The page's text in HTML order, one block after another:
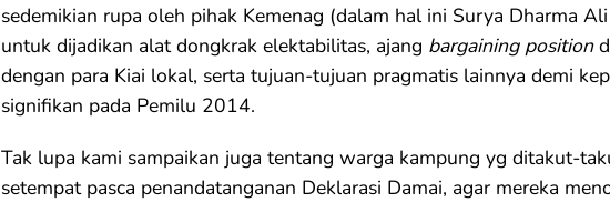
sedemikian rupa oleh pihak Kemenag (dalam hal ini Surya Dharma
untuk dijadikan alat dongkrak elektabilitas, ajang bargaining position
dengan para Kiai lokal, serta tujuan-tujuan pragmatis lainnya demi
signifikan pada Pemilu 2014.
Tak lupa kami sampaikan juga tentang warga kampung yg ditakut-
setempat pasca penandatanganan Deklarasi Damai, agar mereka